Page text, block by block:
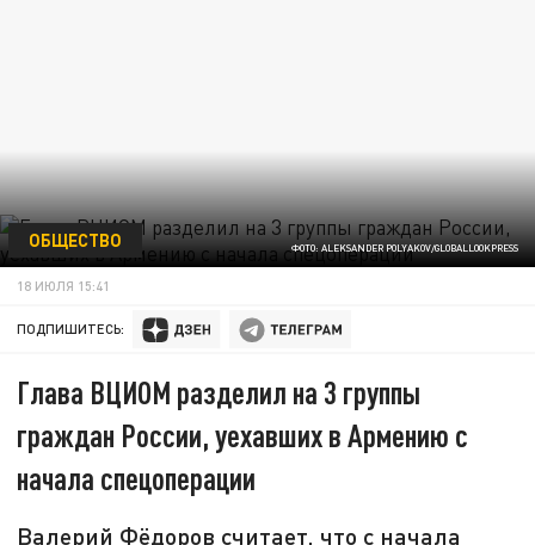
ФОТО: ALEKSANDER POLYAKOV/GLOBALLOOKPRESS
ОБЩЕСТВО
18 ИЮЛЯ 15:41
ПОДПИШИТЕСЬ:
Глава ВЦИОМ разделил на 3 группы
граждан России, уехавших в Армению с
начала спецоперации
Валерий Фёдоров считает, что с начала